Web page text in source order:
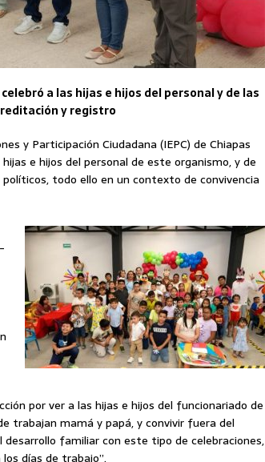
a las hijas e hijos del personal y de las
y registro
y Participación Ciudadana (IEPC) de Chiapas
e hijos del personal de este organismo, y de
todo ello en un contexto de convivencia
por ver a las hijas e hijos del funcionariado de
trabajan mamá y papá, y convivir fuera del
familiar con este tipo de celebraciones,
días de trabajo”.